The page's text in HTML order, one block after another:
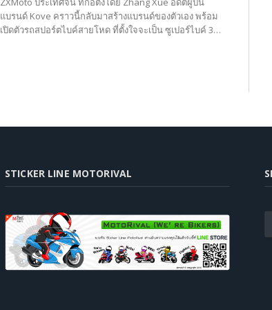
แบรนด์ Kove คราวนี้กลับมาสร้างแบรนด์ของตัวเอง พร้อม
เปิดตัวรถสปอร์ตไบค์สายโหด ที่ตั้งใจจะเป็น ซูเปอร์ไบค์ 3…
STICKER LINE MOTORIVAL